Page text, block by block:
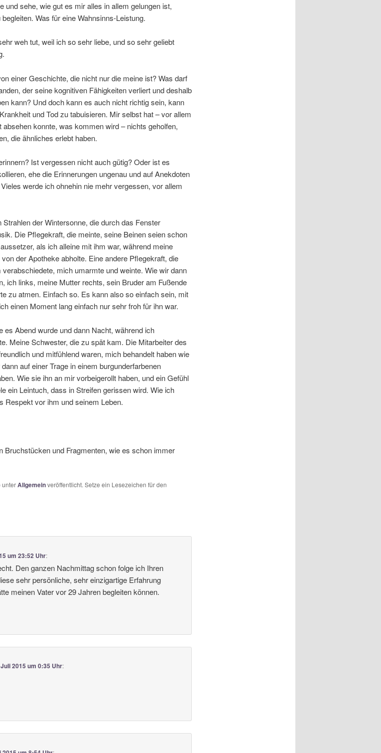
und sehe, wie gut es mir alles in allem gelungen ist,
Was für eine Wahnsinns-Leistung.
weh tut, weil ich so sehr liebe, und so sehr geliebt
einer Geschichte, die nicht nur die meine ist? Was darf
der seine kognitiven Fähigkeiten verliert und deshalb
kann? Und doch kann es auch nicht richtig sein, kann
und Tod zu tabuisieren. Mir selbst hat – vor allem
konnte, was kommen wird – nichts geholfen,
die ähnliches erlebt haben.
Ist vergessen nicht auch gütig? Oder ist es
ehe die Erinnerungen ungenau und auf Anekdoten
werde ich ohnehin nie mehr vergessen, vor allem
der Wintersonne, die durch das Fenster
Die Pflegekraft, die meinte, seine Beinen seien schon
als ich alleine mit ihm war, während meine
der Apotheke abholte. Eine andere Pflegekraft, die
mich umarmte und weinte. Wie wir dann
ich links, meine Mutter rechts, sein Bruder am Fußende
zu atmen. Einfach so. Es kann also so einfach sein, mit
einen Moment lang einfach nur sehr froh für ihn war.
es Abend wurde und dann Nacht, während ich
Meine Schwester, die zu spät kam. Die Mitarbeiter des
und mitfühlend waren, mich behandelt haben wie
auf einer Trage in einem burgunderfarbenen
Wie sie ihn an mir vorbeigerollt haben, und ein Gefühl
ein Leintuch, dass in Streifen gerissen wird. Wie ich
Respekt vor ihm und seinem Leben.
Bruchstücken und Fragmenten, wie es schon immer
unterAllgemeinveröffentlicht. Setze ein Lesezeichen für den
um 23:52 Uhr:
Den ganzen Nachmittag schon folge ich Ihren
sehr persönliche, sehr einzigartige Erfahrung
meinen Vater vor 29 Jahren begleiten können.
2015 um 0:35 Uhr: